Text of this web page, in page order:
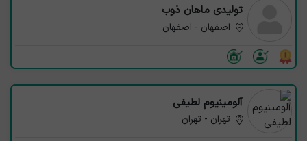
تولیدی ماهان ذوب
اصفهان - اصفهان
آلومینیوم لطيفى
تهران - تهران